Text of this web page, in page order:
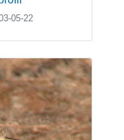
05-22